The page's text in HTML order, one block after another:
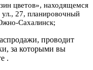
цветов», находящемся
27, планировочный
Сахалинск;
проводит
за которыми вы
.